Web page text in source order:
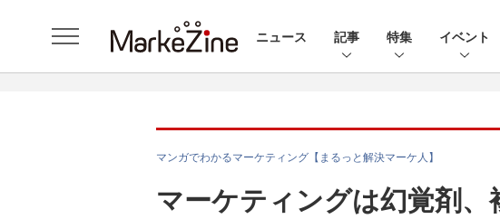
ニュース 記事 特集 イベント
マンガでわかるマーケティング【まるっと解決マーケ人】
マーケティングは幻覚剤、